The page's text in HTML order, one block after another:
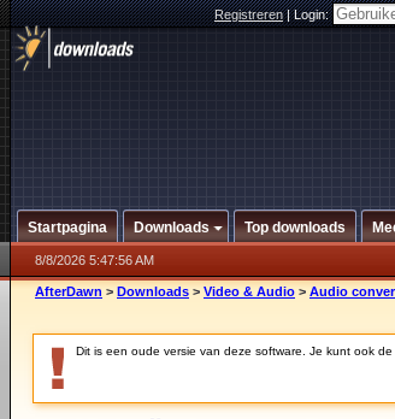
Registreren|Login:
Startpagina Downloads Top downloads
8/8/2026 5:47:56 AM
AfterDawn > Downloads > Video & Audio > Audio
Dit is een oude versie van deze software. Je kunt ook de